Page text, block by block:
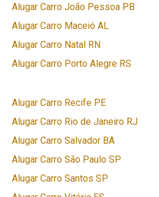
Alugar Carro João Pessoa PB
Alugar Carro Maceió AL
Alugar Carro Natal RN
Alugar Carro Porto Alegre RS
Alugar Carro Recife PE
Alugar Carro Rio de Janeiro RJ
Alugar Carro Salvador BA
Alugar Carro São Paulo SP
Alugar Carro Santos SP